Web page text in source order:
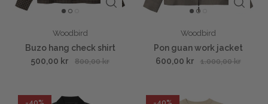
Woodbird
Buzo hang check shirt
500,00 kr
800,00 kr
Woodbird
Pon guan work jacket
600,00 kr
1.000,00 kr